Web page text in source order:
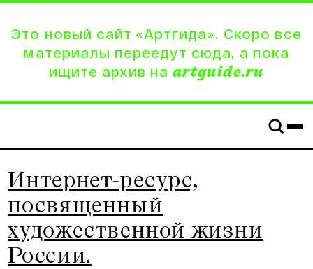
Это новый сайт «Артгида». Скоро все
материалы переедут сюда, а пока
ищите архив на artguide.ru
Интернет-ресурс,
посвященный
художественной жизни
России.